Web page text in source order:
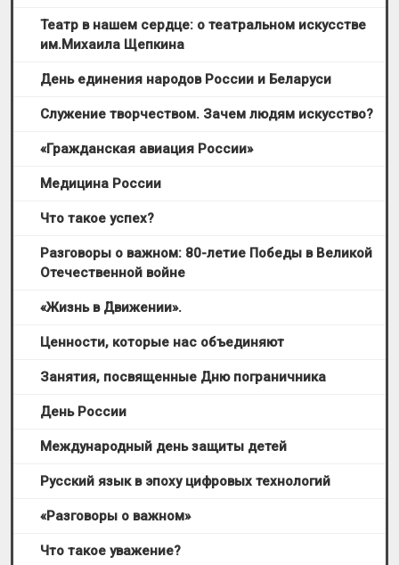
Театр в нашем сердце: о театральном искусстве
им.Mихаила Щепкина
День единения народов России и Беларуси
Служение творчеством. Зачем людям искусство?
«Гражданская авиация России»
Медицина России
Что такое успех?
Разговоры о важном: 80-летие Победы в Великой
Отечественной войне
«Жизнь в Движении».
Ценности, которые нас объединяют
Занятия, посвященные Дню пограничника
День России
Международный день защиты детей
Русский язык в эпоху цифровых технологий
«Разговоры о важном»
Что такое уважение?